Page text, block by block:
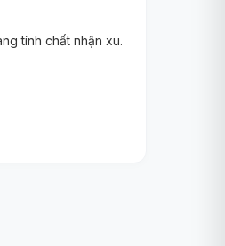
tính chất nhận xu.